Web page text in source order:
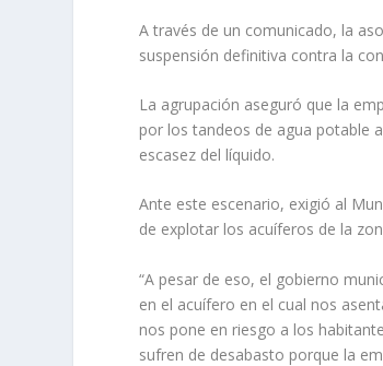
A través de un comunicado, la
suspensión definitiva contra la
La agrupación aseguró que la
por los tandeos de agua potable
escasez del líquido.
Ante este escenario, exigió al
de explotar los acuíferos de la
“A pesar de eso, el gobierno
en el acuífero en el cual nos
nos pone en riesgo a los
sufren de desabasto porque la